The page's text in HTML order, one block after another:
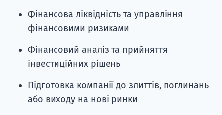
Фінансова ліквідність та управління
фінансовими ризиками
Фінансовий аналіз та прийняття
інвестиційних рішень
Підготовка компанії до злиттів, поглинань
або виходу на нові ринки